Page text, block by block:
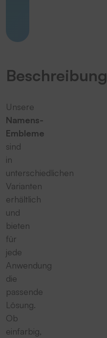
Beschreibung
Unsere
Namens-
Embleme
sind
in
unterschiedlichen
Varianten
erhältlich
und
bieten
für
jede
Anwendung
die
passende
Lösung.
Ob
einfarbig,